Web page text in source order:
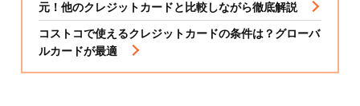
元！他のクレジットカードと比較しながら徹底解説
コストコで使えるクレジットカードの条件は？グローバ
ルカードが最適